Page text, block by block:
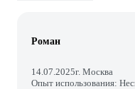
Роман
14.07.2025г. Москва
Опыт использования: